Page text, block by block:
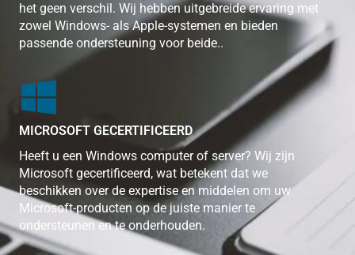
het geen verschil. Wij hebben uitgebreide ervaring met
zowel Windows- als Apple-systemen en bieden
passende ondersteuning voor beide..
MICROSOFT GECERTIFICEERD
Heeft u een Windows computer of server? Wij zijn
Microsoft gecertificeerd, wat betekent dat we
beschikken over de expertise en middelen om uw
Microsoft-producten op de juiste manier te
ondersteunen en te onderhouden.